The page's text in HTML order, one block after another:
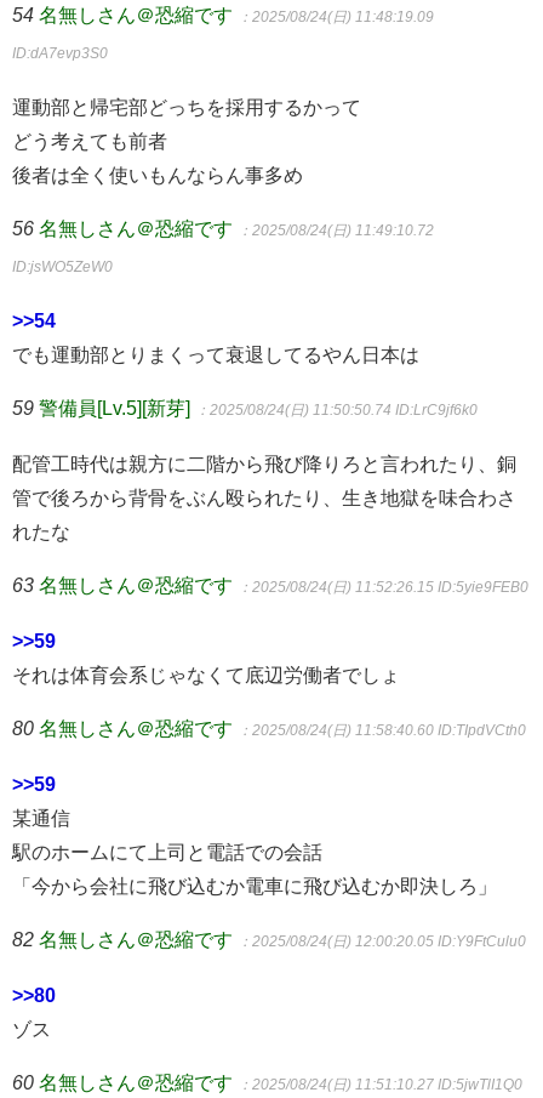
54 名無しさん＠恐縮です ：2025/08/24(日) 11:48:19.09
ID:dA7evp3S0
運動部と帰宅部どっちを採用するかって
どう考えても前者
後者は全く使いもんならん事多め
56 名無しさん＠恐縮です ：2025/08/24(日) 11:49:10.72
ID:jsWO5ZeW0
>>54
でも運動部とりまくって衰退してるやん日本は
59 警備員[Lv.5][新芽] ：2025/08/24(日) 11:50:50.74 ID:LrC9jf6k0
配管工時代は親方に二階から飛び降りろと言われたり、銅
管で後ろから背骨をぶん殴られたり、生き地獄を味合わさ
れたな
63 名無しさん＠恐縮です ：2025/08/24(日) 11:52:26.15 ID:5yie9FEB0
>>59
それは体育会系じゃなくて底辺労働者でしょ
80 名無しさん＠恐縮です ：2025/08/24(日) 11:58:40.60 ID:TIpdVCth0
>>59
某通信
駅のホームにて上司と電話での会話
「今から会社に飛び込むか電車に飛び込むか即決しろ」
82 名無しさん＠恐縮です ：2025/08/24(日) 12:00:20.05 ID:Y9FtCulu0
>>80
ゾス
60 名無しさん＠恐縮です ：2025/08/24(日) 11:51:10.27 ID:5jwTlI1Q0